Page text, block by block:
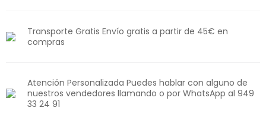
Transporte Gratis Envío gratis a partir de 45€ en
compras
Atención Personalizada Puedes hablar con alguno de
nuestros vendedores llamando o por WhatsApp al 949
33 24 91